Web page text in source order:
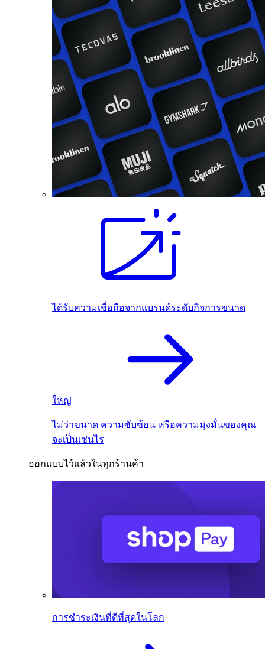
ได้รับความเชื่อถือจากแบรนด์ระดับกิจการขนาด
ใหญ่
ไม่ว่าขนาด ความซับซ้อน หรือความมุ่งมั่นของคุณ
จะเป็นเช่นไร
ออกแบบไว้แล้วในทุกร้านค้า
การชำระเงินที่ดีที่สุดในโลก